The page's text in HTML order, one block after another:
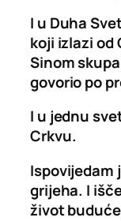
I u Duha
koji izlazi od
Sinom
govorio po
I u jednu
Crkvu.
Ispovijedam
grijeha. I
život